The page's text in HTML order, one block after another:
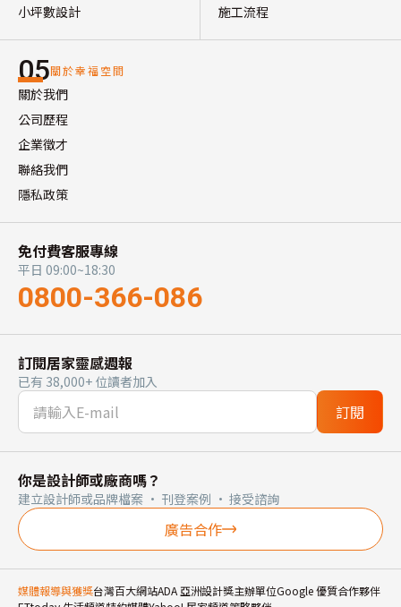
小坪數設計
施工流程
05關於幸福空間
關於我們
公司歷程
企業徵才
聯絡我們
隱私政策
免付費客服專線
平日 09:00~18:30
0800-366-086
訂閱居家靈感週報
已有 38,000+ 位讀者加入
訂閱
你是設計師或廠商嗎？
建立設計師或品牌檔案 · 刊登案例 · 接受諮詢
廣告合作
媒體報導與獲獎台灣百大網站ADA 亞洲設計獎主辦單位Google 優質合作夥伴